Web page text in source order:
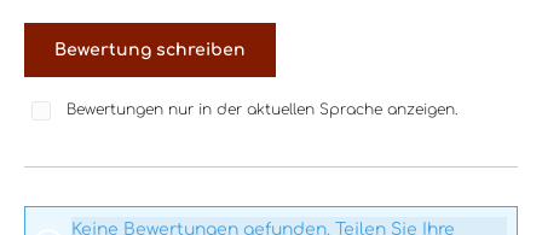
Bewertung schreiben
Bewertungen nur in der aktuellen Sprache anzeigen.
Keine Bewertungen gefunden. Teilen Sie Ihre